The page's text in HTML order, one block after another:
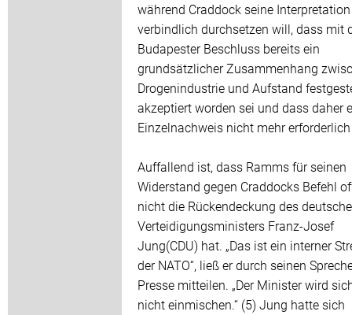
während Craddock seine
verbindlich durchsetzen will, dass mit
Budapester Beschluss bereits ein
grundsätzlicher Zusammenhang
Drogenindustrie und Aufstand
akzeptiert worden sei und dass daher
Einzelnachweis nicht mehr
Auffallend ist, dass Ramms für seinen
Widerstand gegen Craddocks Befehl
nicht die Rückendeckung des
Verteidigungsministers Franz-Josef
Jung(CDU) hat. „Das ist ein interner
der NATO“, ließ er durch seinen
Presse mitteilen. „Der Minister wird
nicht einmischen.“ (5) Jung hatte sich